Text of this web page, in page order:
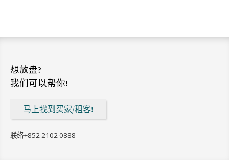
想放盘?
我们可以帮你!
马上找到买家/租客!
联络+852 2102 0888